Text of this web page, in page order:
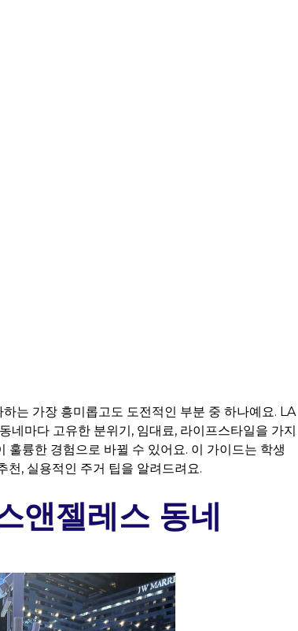
는 가장 흥미롭고도 도전적인 부분 중 하나예요. LA
네마다 고유한 분위기, 임대료, 라이프스타일을 가지
훌륭한 경험으로 바뀔 수 있어요. 이 가이드는 학생
천, 실용적인 주거 팁을 알려드려요.
앤젤레스 동네